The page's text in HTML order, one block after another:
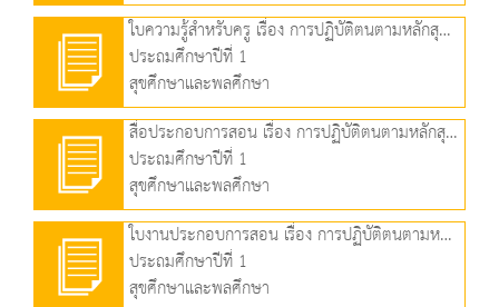
ใบความรู้สำหรับครู เรื่อง การปฏิบัติตนตามหลักสุขบัญญัติแห่งชาติ ข้อที่ 3 (179.76 KB)
ประถมศึกษาปีที่ 1
สุขศึกษาและพลศึกษา
สื่อประกอบการสอน เรื่อง การปฏิบัติตนตามหลักสุขบัญญัติแห่งชาติ ข้อที่ 4 และข้อที่ 5 (4.60 MB)
ประถมศึกษาปีที่ 1
สุขศึกษาและพลศึกษา
ใบงานประกอบการสอน เรื่อง การปฏิบัติตนตามหลักสุขบัญญัติแห่งชาติ ข้อที่ 4 และข้อที่ 5 (213.06 KB)
ประถมศึกษาปีที่ 1
สุขศึกษาและพลศึกษา